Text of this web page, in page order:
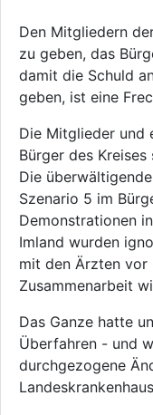
Den Mitgliedern
zu geben, das
damit die Schuld
geben, ist eine
Die Mitglieder und
Bürger des
Die
Szenario 5 im
Demonstrationen
Imland wurden
mit den Ärzten vor
Zusammenarbeit
Das Ganze hatte
Überfahren - und
durchgezogene